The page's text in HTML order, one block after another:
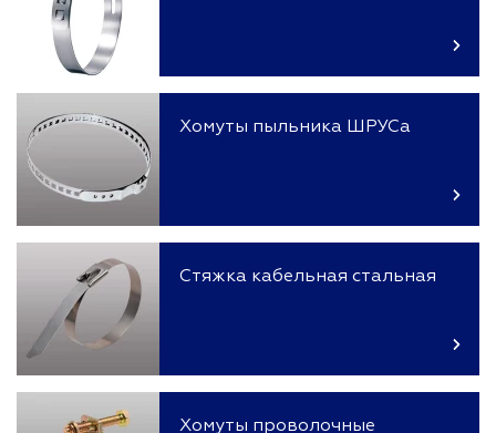
Хомуты пыльника ШРУСа
Стяжка кабельная стальная
Хомуты проволочные